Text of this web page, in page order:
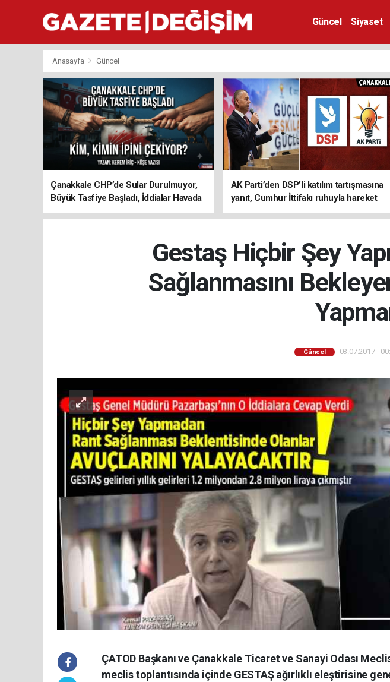
Güncel Siyaset
Anasayfa Güncel
Çanakkale CHP’de Sular Durulmuyor,
Büyük Tasfiye Başladı, İddialar Havada
Uçuşuyor
AK Parti’den DSP’li katılım tartışmasına
yanıt, Cumhur İttifakı ruhuyla hareket
ediyoruz
Gestaş Hiçbir Şey
Sağlanmasını
Güncel 03.07.2017 -
ÇATOD Başkanı ve Çanakkale Ticaret ve Sanayi Odası
meclis toplantısında içinde GESTAŞ ağırlıklı eleştirisine